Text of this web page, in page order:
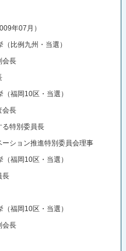
年07月）
比例九州・当選）
長
福岡10区・当選）
長
特別委員長
ション推進特別委員会理事
福岡10区・当選）
長
福岡10区・当選）
長